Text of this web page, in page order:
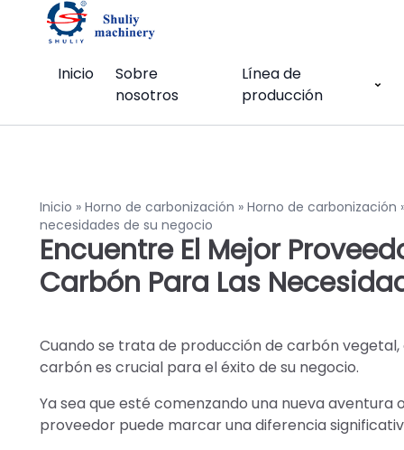
Inicio
Sobre
nosotros
Línea de
producción
Inicio » Horno de carbonización » Horno de carbonización
necesidades de su negocio
Encuentre El Mejor
Carbón Para Las
Cuando se trata de producción de carbón
carbón es crucial para el éxito de su negocio.
Ya sea que esté comenzando una nueva
proveedor puede marcar una diferencia